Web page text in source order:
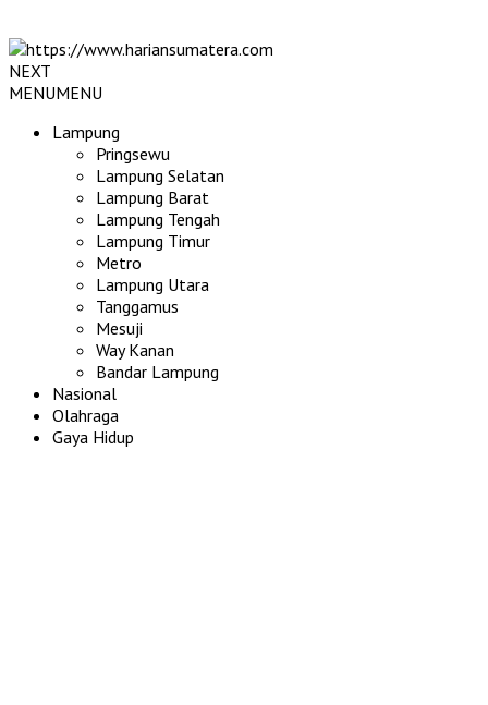
NEXT
MENUMENU
Lampung
Pringsewu
Lampung Selatan
Lampung Barat
Lampung Tengah
Lampung Timur
Metro
Lampung Utara
Tanggamus
Mesuji
Way Kanan
Bandar Lampung
Nasional
Olahraga
Gaya Hidup